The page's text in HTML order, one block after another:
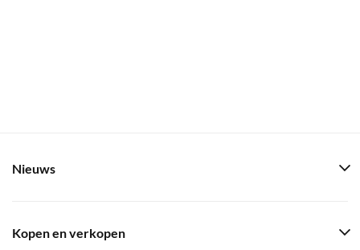
Nieuws
Kopen en verkopen